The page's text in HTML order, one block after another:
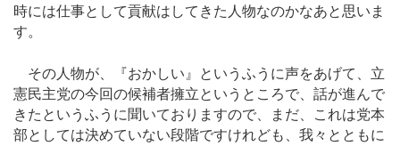
時には仕事として貢献はしてきた人物なのかなあと思いま
す。
その人物が、『おかしい』というふうに声をあげて、立
憲民主党の今回の候補者擁立というところで、話が進んで
きたというふうに聞いておりますので、まだ、これは党本
部としては決めていない段階ですけれども、我々とともに